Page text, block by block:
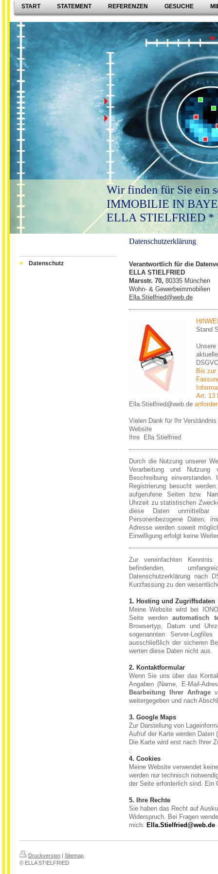
START STATEMENT REFERENZEN GESUCHE
Wir finden für Sie ein
IMMOBILIE IN
ELLA STIELFRIED *
Datenschutz
Datenschutzerklärung
Verantwortlich für die
ELLA STIELFRIED
Marsstr. 70, 80335 München
Wohn- & Gewerbeimmobilien
Ella.Stielfried@web.de
Stand
Bis zur
Art. 13
Ella.Stielfried@web.de
Vielen Dank für Ihr
Website
Ihre Ella Stielfried
Durch die Nutzung unserer
Verarbeitung und
Beschreibung
Registrierung besucht
aufgerufene Seiten bzw.
Uhrzeit zu statistischen
diese Daten
Personenbezogene Daten,
Adresse werden soweit
Einwilligung erfolgt keine
Zur vereinfachten
befindenden,
Datenschutzerklärung nach
Kurzfassung zu den
1. Hosting und Zugriffsdaten
Meine Website wird bei
Seite werdenautomatisch
Browsertyp, Datum und
sogenannten Server-
ausschließlich der sicheren
werten diese Daten nicht aus.
2. Kontaktformular
Wenn Sie uns über das
Angaben (Name, E-Mail-
Bearbeitung Ihrer Anfrage
weitergegeben und nach
3. Google Maps
Zur Darstellung von
Aufruf der Karte werden Daten
Die Karte wird erst nach Ihrer
.
4. Cookies
Meine Website verwendet
werden nur technisch
der Seite erforderlich sind. Ein
5. Ihre Rechte
Sie haben das Recht auf
Widerspruch. Bei Fragen
mich: Ella.Stielfried@web.de
Druckversion | Sitemap
© ELLA STIELFRIED